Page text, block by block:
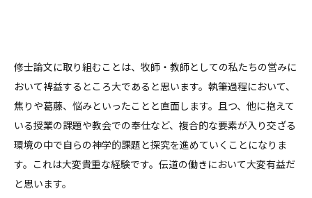
修士論文に取り組むことは、牧師・教師としての私たちの営みに
おいて裨益するところ大であると思います。執筆過程において、
焦りや葛藤、悩みといったことと直面します。且つ、他に抱えて
いる授業の課題や教会での奉仕など、複合的な要素が入り交ざる
環境の中で自らの神学的課題と探究を進めていくことになりま
す。これは大変貴重な経験です。伝道の働きにおいて大変有益だ
と思います。